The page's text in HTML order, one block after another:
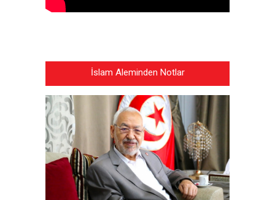
İslam Aleminden Notlar